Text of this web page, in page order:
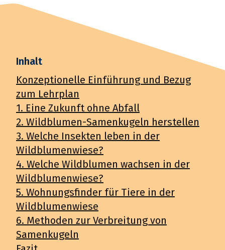
Inhalt
Konzeptionelle Einführung und Bezug
zum Lehrplan
1. Eine Zukunft ohne Abfall
2. Wildblumen-Samenkugeln herstellen
3. Welche Insekten leben in der
Wildblumenwiese?
4. Welche Wildblumen wachsen in der
Wildblumenwiese?
5. Wohnungsfinder für Tiere in der
Wildblumenwiese
6. Methoden zur Verbreitung von
Samenkugeln